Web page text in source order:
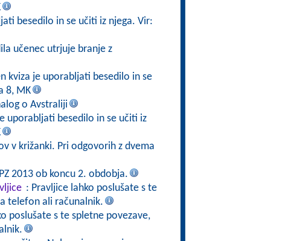
besedilo in se učiti iz njega. Vir:
učenec utrjuje branje z
kviza je uporabljati besedilo in se
8, MK
o Avstraliji
uporabljati besedilo in se učiti iz
v križanki. Pri odgovorih z dvema
2013 ob koncu 2. obdobja.
: Pravljice lahko poslušate s te
telefon ali računalnik.
poslušate s te spletne povezave,